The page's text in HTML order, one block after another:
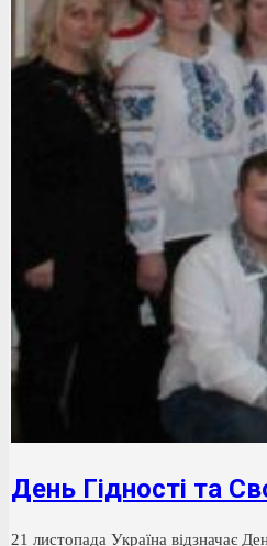
День Гідності та
21 листопада Україна відзначає